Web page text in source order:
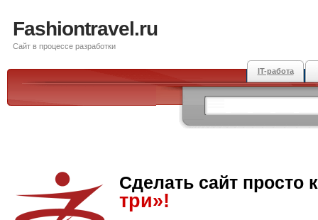
Fashiontravel.ru
Сайт в процессе разработки
IT-работа
Сделать сайт просто
три»!